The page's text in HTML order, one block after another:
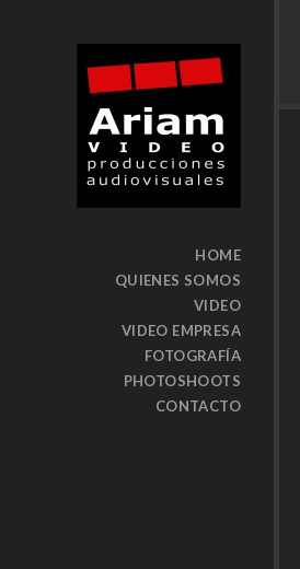
HOME
QUIENES SOMOS
VIDEO
VIDEO EMPRESA
FOTOGRAFÍA
PHOTOSHOOTS
CONTACTO